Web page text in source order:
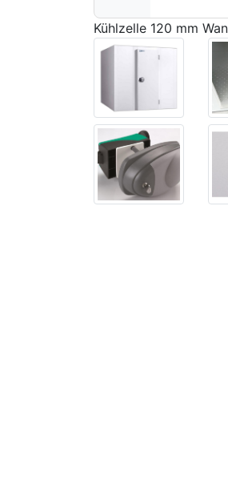
Kühlzelle 120 mm